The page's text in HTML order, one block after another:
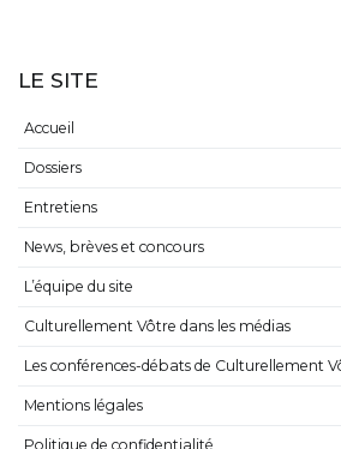
LE SITE
Accueil
Dossiers
Entretiens
News, brèves et concours
L’équipe du site
Culturellement Vôtre dans les médias
Les conférences-débats de Culturellement
Mentions légales
Politique de confidentialité